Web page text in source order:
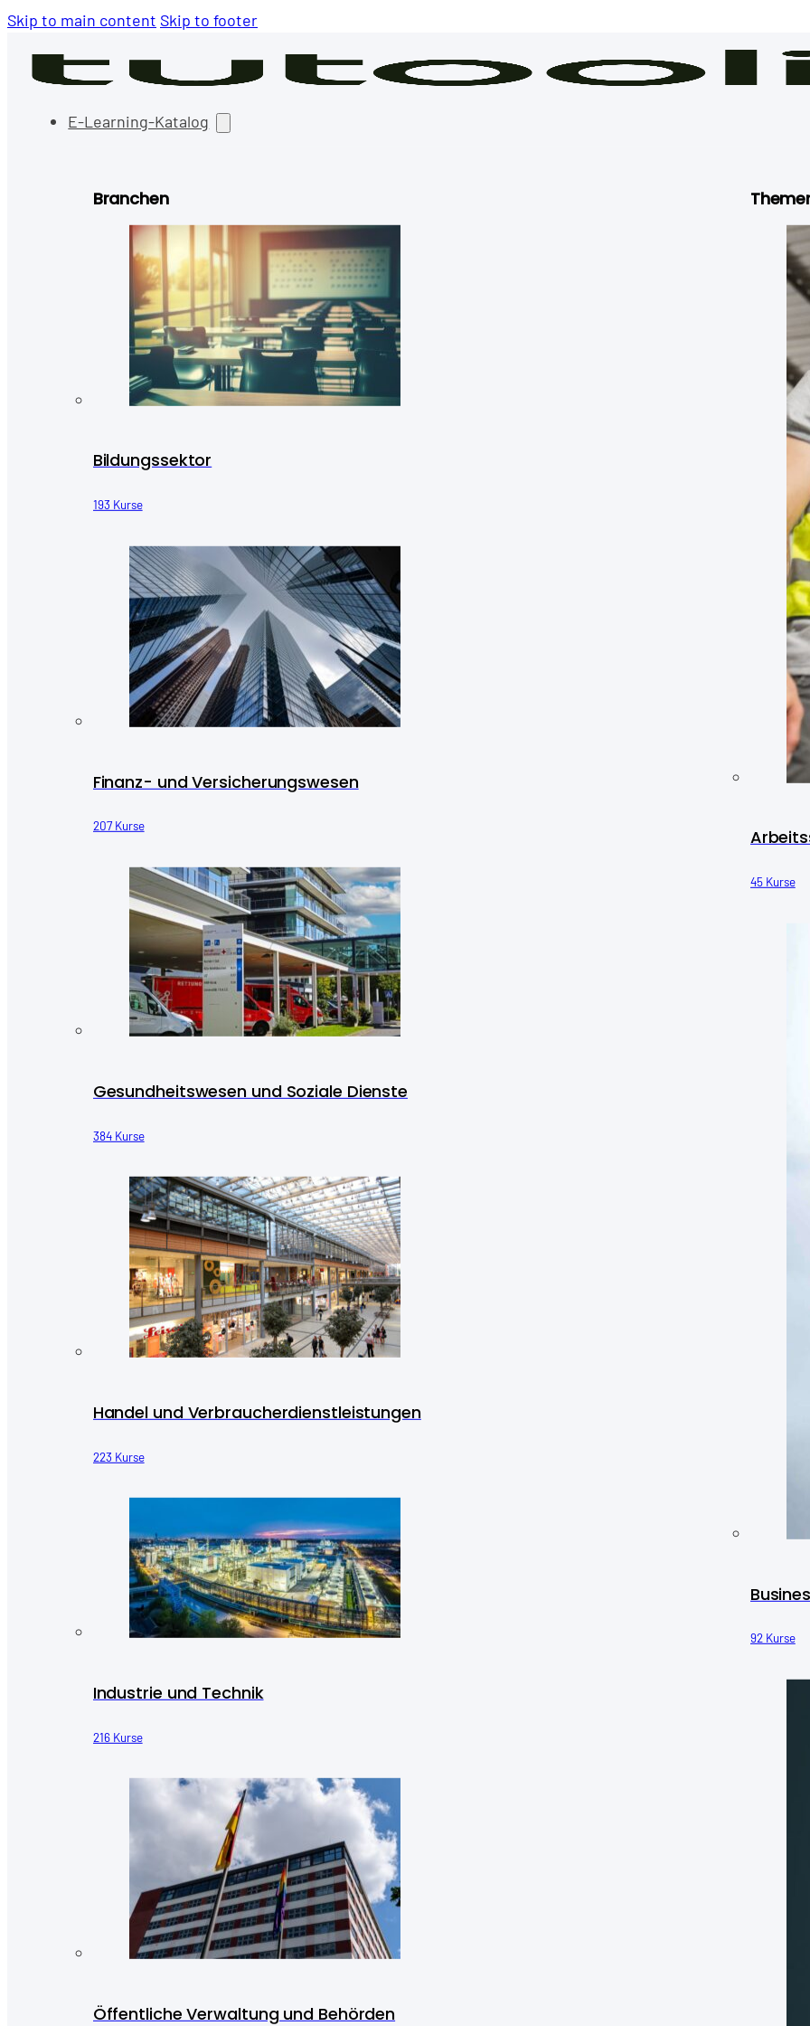
Skip to main content Skip to footer
E-Learning-Katalog
Branchen
Bildungssektor
193 Kurse
Finanz- und Versicherungswesen
207 Kurse
Gesundheitswesen und Soziale Dienste
384 Kurse
Handel und Verbraucherdienstleistungen
223 Kurse
Industrie und Technik
216 Kurse
Öffentliche Verwaltung und Behörden
45 Kurse
92 Kurse